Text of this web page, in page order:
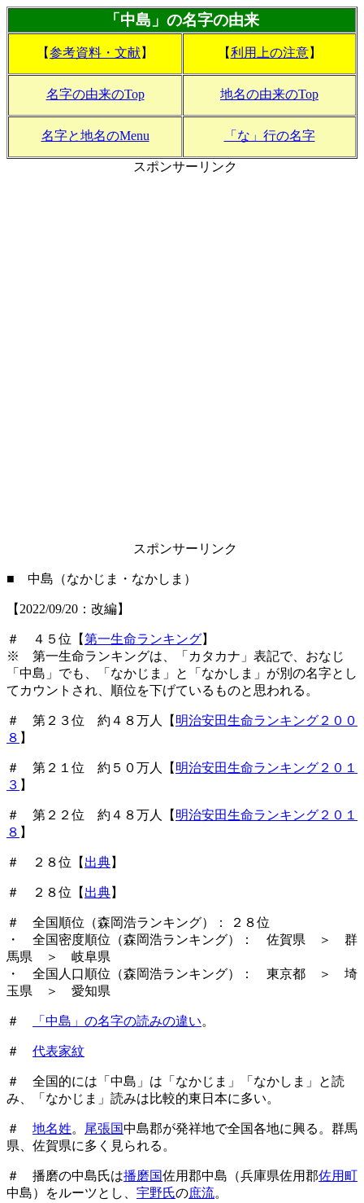
「中島」の名字の由来
【参考資料・文献】 【利用上の注意】
名字の由来のTop 地名の由来のTop
名字と地名のMenu 「な」行の名字
スポンサーリンク
スポンサーリンク
■ 中島（なかじま・なかしま）
【2022/09/20：改編】
＃ ４５位【第一生命ランキング】
※ 第一生命ランキングは、「カタカナ」表記で、おなじ
「中島」でも、「なかじま」と「なかしま」が別の名字とし
てカウントされ、順位を下げているものと思われる。
＃ 第２３位 約４８万人【 明治安田生命ランキング２００
８ 】
＃ 第２１位 約５０万人【 明治安田生命ランキング２０１
３ 】
＃ 第２２位 約４８万人【 明治安田生命ランキング２０１
８ 】
＃ ２８位【 出典】
＃ ２８位【 出典】
＃ 全国順位（森岡浩ランキング）： ２８位
・ 全国密度順位（森岡浩ランキング）： 佐賀県 ＞ 群
馬県 ＞ 岐阜県
・ 全国人口順位（森岡浩ランキング）： 東京都 ＞ 埼
玉県 ＞ 愛知県
＃ 「中島」の名字の読みの違い。
＃ 代表家紋
＃ 全国的には「中島」は「なかじま」「なかしま」と読
み、「なかじま」読みは比較的東日本に多い。
＃ 地名姓。 尾張国中島郡が発祥地で全国各地に興る。群馬
県、佐賀県に多く見られる。
＃ 播磨の中島氏は播磨国佐用郡中島（兵庫県佐用郡佐用町
中島）をルーツとし、 宇野氏の庶流。